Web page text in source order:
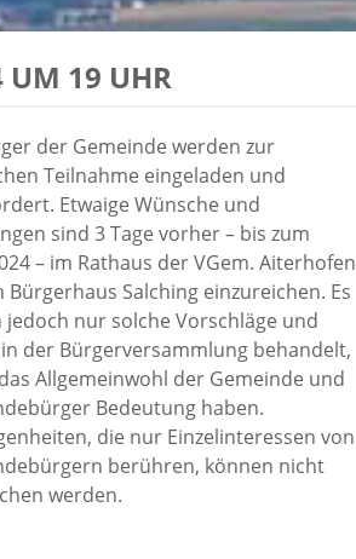
UM 19 UHR
der Gemeinde werden zur
Teilnahme eingeladen und
Etwaige Wünsche und
sind 3 Tage vorher – bis zum
– im Rathaus der VGem. Aiterhofen
Bürgerhaus Salching einzureichen. Es
jedoch nur solche Vorschläge und
der Bürgerversammlung behandelt,
Allgemeinwohl der Gemeinde und
Bedeutung haben.
die nur Einzelinteressen von
berühren, können nicht
werden.